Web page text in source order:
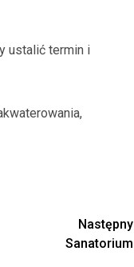
ustalić termin i
Następny
Sanatorium